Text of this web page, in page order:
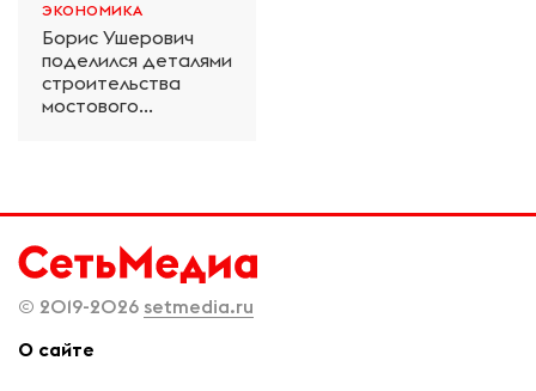
ЭКОНОМИКА
Борис Ушерович
поделился деталями
строительства
мостового
© 2019-2026 setmedia.ru
О сайте